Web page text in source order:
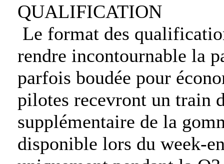
QUALIFICATION
Le format des
rendre incontournable la
parfois boudée pour
pilotes recevront un train
supplémentaire de la
disponible lors du week-